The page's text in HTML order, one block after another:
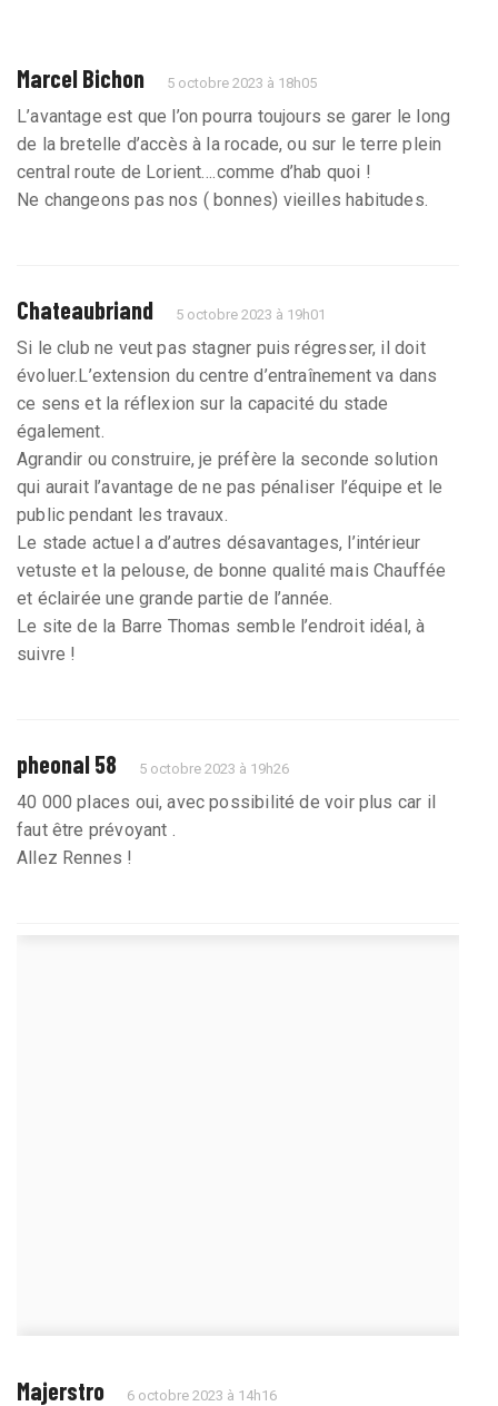
Marcel Bichon 5 octobre 2023 à 18h05
L’avantage est que l’on pourra toujours se garer le long
de la bretelle d’accès à la rocade, ou sur le terre plein
central route de Lorient….comme d’hab quoi !
Ne changeons pas nos ( bonnes) vieilles habitudes.
Chateaubriand 5 octobre 2023 à 19h01
Si le club ne veut pas stagner puis régresser, il doit
évoluer.L’extension du centre d’entraînement va dans
ce sens et la réflexion sur la capacité du stade
également.
Agrandir ou construire, je préfère la seconde solution
qui aurait l’avantage de ne pas pénaliser l’équipe et le
public pendant les travaux.
Le stade actuel a d’autres désavantages, l’intérieur
vetuste et la pelouse, de bonne qualité mais Chauffée
et éclairée une grande partie de l’année.
Le site de la Barre Thomas semble l’endroit idéal, à
suivre !
pheonal 58 5 octobre 2023 à 19h26
40 000 places oui, avec possibilité de voir plus car il
faut être prévoyant .
Allez Rennes !
Majerstro 6 octobre 2023 à 14h16